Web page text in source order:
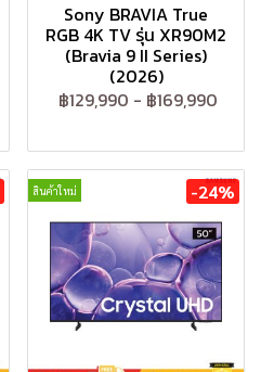
Sony BRAVIA True
RGB 4K TV รุ่น XR90M2
(Bravia 9 II Series)
(2026)
฿129,990 - ฿169,990
สินค้าใหม่ -24%